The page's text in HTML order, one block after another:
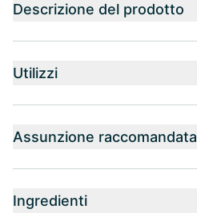
Descrizione del prodotto
Utilizzi
Assunzione raccomandata
Ingredienti